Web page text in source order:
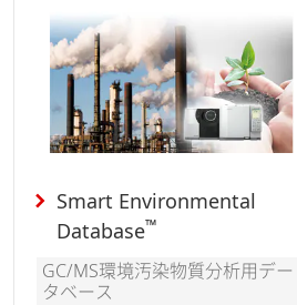
Smart Environmental
Database™
GC/MS環境汚染物質分析用デー
タベース